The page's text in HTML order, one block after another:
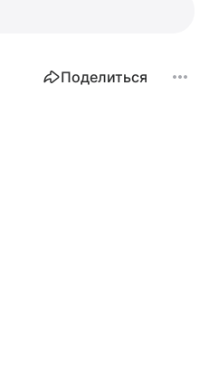
Поделиться